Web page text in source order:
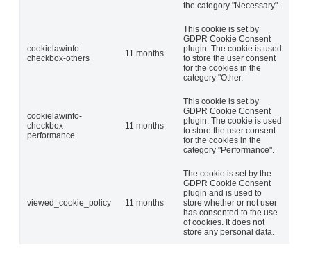
the category "Necessary".
cookielawinfo-
checkbox-others
11 months
This cookie is set by
GDPR Cookie Consent
plugin. The cookie is used
to store the user consent
for the cookies in the
category "Other.
cookielawinfo-
checkbox-
performance
11 months
This cookie is set by
GDPR Cookie Consent
plugin. The cookie is used
to store the user consent
for the cookies in the
category "Performance".
viewed_cookie_policy 11 months
The cookie is set by the
GDPR Cookie Consent
plugin and is used to
store whether or not user
has consented to the use
of cookies. It does not
store any personal data.